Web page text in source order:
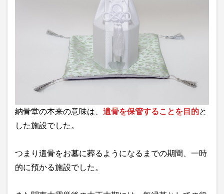
納骨堂の本来の意味は、 遺骨を保管することを目的と
した施設でした。
つまり遺骨をお墓に葬るようになるまでの期間、一時
的に預かる施設でした。